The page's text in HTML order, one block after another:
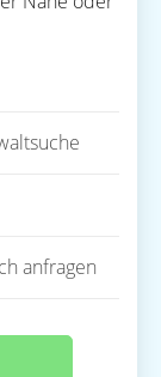
anfragen